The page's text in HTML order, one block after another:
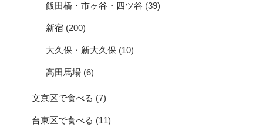
飯田橋・市ヶ谷・四ツ谷 (39)
新宿 (200)
大久保・新大久保 (10)
高田馬場 (6)
文京区で食べる (7)
台東区で食べる (11)